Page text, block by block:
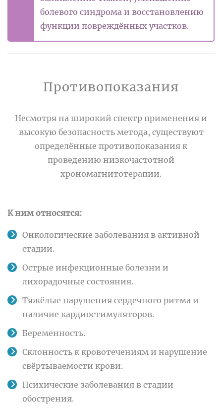
болевого синдрома и восстановлению
функции повреждённых участков.
Противопоказания
Несмотря на широкий спектр применения и
высокую безопасность метода, существуют
определённые противопоказания к
проведению низкочастотной
хрономагнитотерапии.
К ним относятся:
Онкологические заболевания в активной
стадии.
Острые инфекционные болезни и
лихорадочные состояния.
Тяжёлые нарушения сердечного ритма и
наличие кардиостимуляторов.
Беременность.
Склонность к кровотечениям и нарушение
свёртываемости крови.
Психические заболевания в стадии
обострения.